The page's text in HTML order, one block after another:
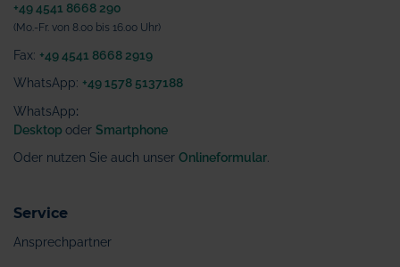
+49 4541 8668 290
(Mo.-Fr. von 8.00 bis 16.00 Uhr)
Fax: +49 4541 8668 2919
WhatsApp: +49 1578 5137188
WhatsApp:
Desktop oder Smartphone
Oder nutzen Sie auch unser Onlineformular
Service
Ansprechpartner